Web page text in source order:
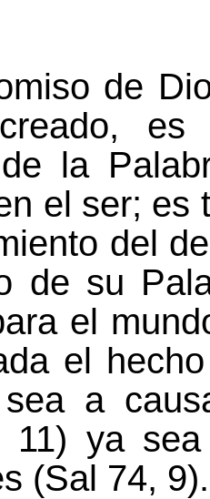
de
la
el ser; es
del
de su
el
el
a
11) ya
(Sal 74, 9).